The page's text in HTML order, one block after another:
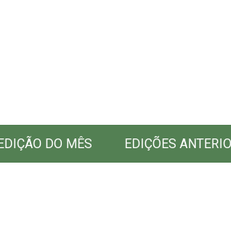
DO MÊS EDIÇÕES